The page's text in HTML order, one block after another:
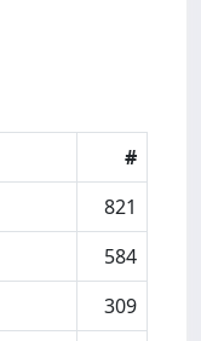
#
821
584
309